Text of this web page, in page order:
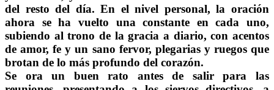
del resto del día. En el nivel personal, la oración
ahora se ha vuelto una constante en cada uno,
subiendo al trono de la gracia a diario, con acentos
de amor, fe y un sano fervor, plegarias y ruegos que
brotan de lo más profundo del corazón.
Se ora un buen rato antes de salir para las